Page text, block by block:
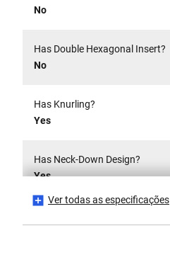
No
Has Double Hexagonal Insert?
No
Has Knurling?
Yes
Has Neck-Down Design?
Yes
Ver todas as especificações